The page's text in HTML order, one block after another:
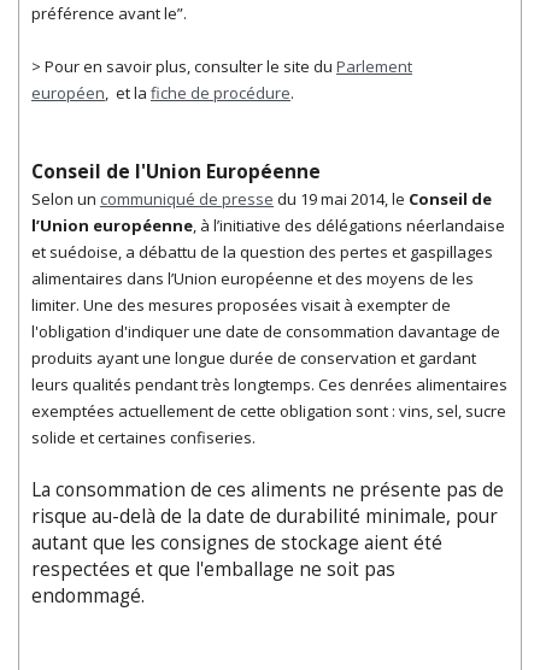
préférence avant le”.
> Pour en savoir plus, consulter le site du Parlement
européen, et la fiche de procédure.
Conseil de l'Union Européenne
Selon un communiqué de presse du 19 mai 2014, le Conseil de
l’Union européenne, à l’initiative des délégations néerlandaise
et suédoise, a débattu de la question des pertes et gaspillages
alimentaires dans l’Union européenne et des moyens de les
limiter. Une des mesures proposées visait à exempter de
l'obligation d'indiquer une date de consommation davantage de
produits ayant une longue durée de conservation et gardant
leurs qualités pendant très longtemps. Ces denrées alimentaires
exemptées actuellement de cette obligation sont : vins, sel, sucre
solide et certaines confiseries.
La consommation de ces aliments ne présente pas de
risque au-delà de la date de durabilité minimale, pour
autant que les consignes de stockage aient été
respectées et que l'emballage ne soit pas
endommagé.